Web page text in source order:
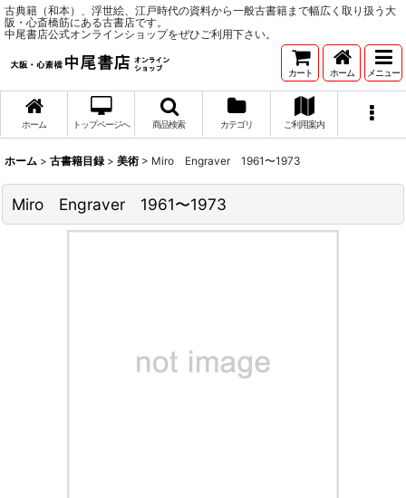
古典籍（和本）、浮世絵、江戸時代の資料から一般古書籍まで幅広く取り扱う大
阪・心斎橋筋にある古書店です。
中尾書店公式オンラインショップをぜひご利用下さい。
カート ホーム メニュー
ホーム トップページへ 商品検索 カテゴリ ご利用案内
ホーム > 古書籍目録 > 美術 > Miro Engraver 1961〜1973
Miro Engraver 1961〜1973